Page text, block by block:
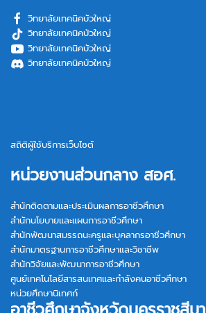
วิทยาลัยเทคนิคบัวใหญ่
วิทยาลัยเทคนิคบัวใหญ่
วิทยาลัยเทคนิคบัวใหญ่
วิทยาลัยเทคนิคบัวใหญ่
สถิติผู้ใช้บริการเว็บไซต์
หน่วยงานส่วนกลาง สอศ.
สำนักติดตามและประเมินผลการอาชีวศึกษา
สำนักนโยบายและแผนการอาชีวศึกษา
สำนักพัฒนาสมรรถนะครูและบุคลากรอาชีวศึกษา
สำนักมาตรฐานการอาชีวศึกษาและวิชาชีพ
สำนักวิจัยและพัฒนาการอาชีวศึกษา
ศูนย์เทคโนโลยีสารสนเทศและกำลังคนอาชีวศึกษา
หน่วยศึกษานิเทศก์